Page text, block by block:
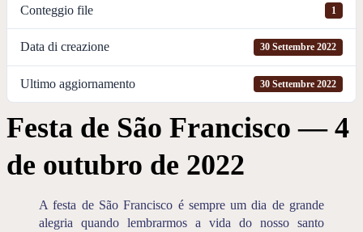
Conteggio file 1
Data di creazione 30 Settembre 2022
Ultimo aggiornamento 30 Settembre 2022
Festa de São Francisco — 4
de outubro de 2022
A festa de São Francisco é sempre um dia de grande
alegria quando lembrarmos a vida do nosso santo